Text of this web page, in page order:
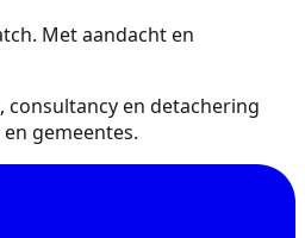
Met aandacht en
en detachering
gemeentes.